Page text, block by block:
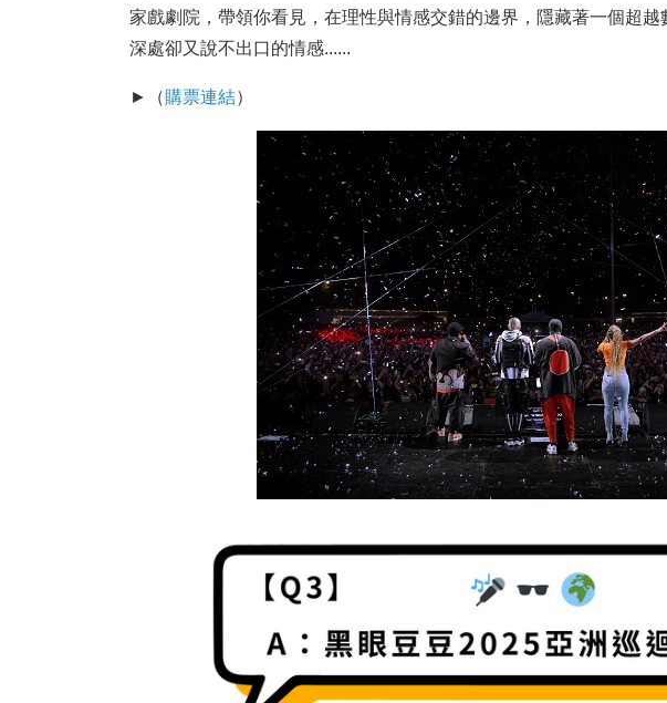
家戲劇院，帶領你看見，在理性與情感交錯的邊界，隱藏著一個超
深處卻又說不出口的情感......
►（購票連結）